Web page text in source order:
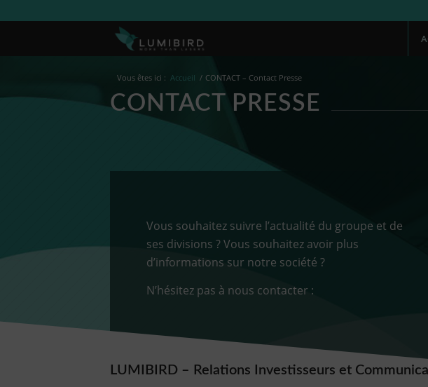
Vous êtes ici : Accueil / CONTACT – Contact Presse
CONTACT PRESSE
Vous souhaitez suivre l’actualité du groupe et de
ses divisions ? Vous souhaitez avoir plus
d’informations sur notre société ?
N’hésitez pas à nous contacter :
LUMIBIRD – Relations Investisseurs et